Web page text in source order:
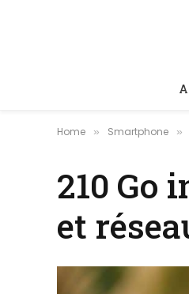
Home » Smartphone »
210 Go
et